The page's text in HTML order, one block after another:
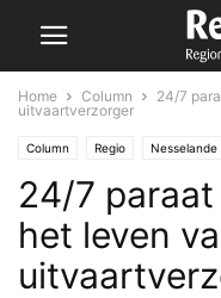
Home Column
24/7
uitvaartverzorger
Column Regio Nesselande
24/7
het leven